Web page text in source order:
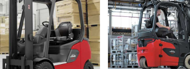
program – fra
til
og